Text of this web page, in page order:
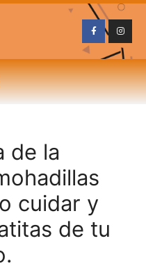
de la
cuidar y
de tu